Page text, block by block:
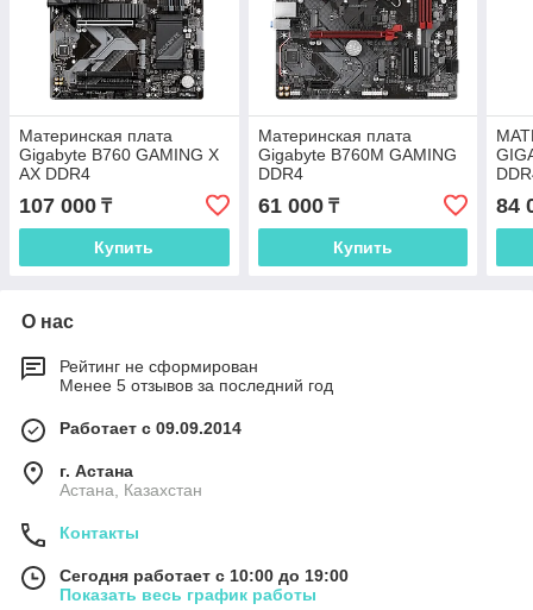
Материнская плата
Gigabyte B760 GAMING X
AX DDR4
107 000 ₸
Купить
Материнская плата
Gigabyte B760M GAMING
DDR4
61 000₸
Купить
84
О нас
Рейтинг не сформирован
Менее 5 отзывов за последний год
Работает с 09.09.2014
г. Астана
Астана, Казахстан
Контакты
Сегодня работает с 10:00 до 19:00
Показать весь график работы